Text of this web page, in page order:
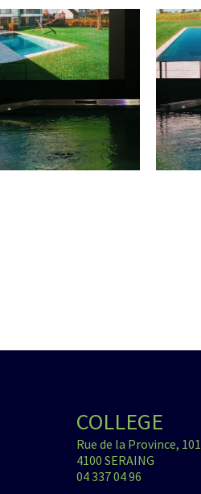
COLLEGE
Rue de la Province, 101
4100 SERAING
04 337 04 96